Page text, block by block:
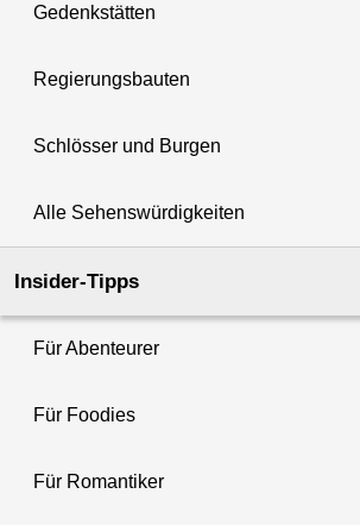
Gedenkstätten
Regierungsbauten
Schlösser und Burgen
Alle Sehenswürdigkeiten
Insider-Tipps
Für Abenteurer
Für Foodies
Für Romantiker